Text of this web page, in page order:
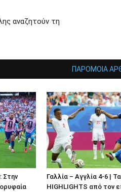
αναζητούν τη
ΠΑΡΟΜΟΙΑ
Στην
Γαλλία – Αγγλία 4-6 | Τα
HIGHLIGHTS από τον